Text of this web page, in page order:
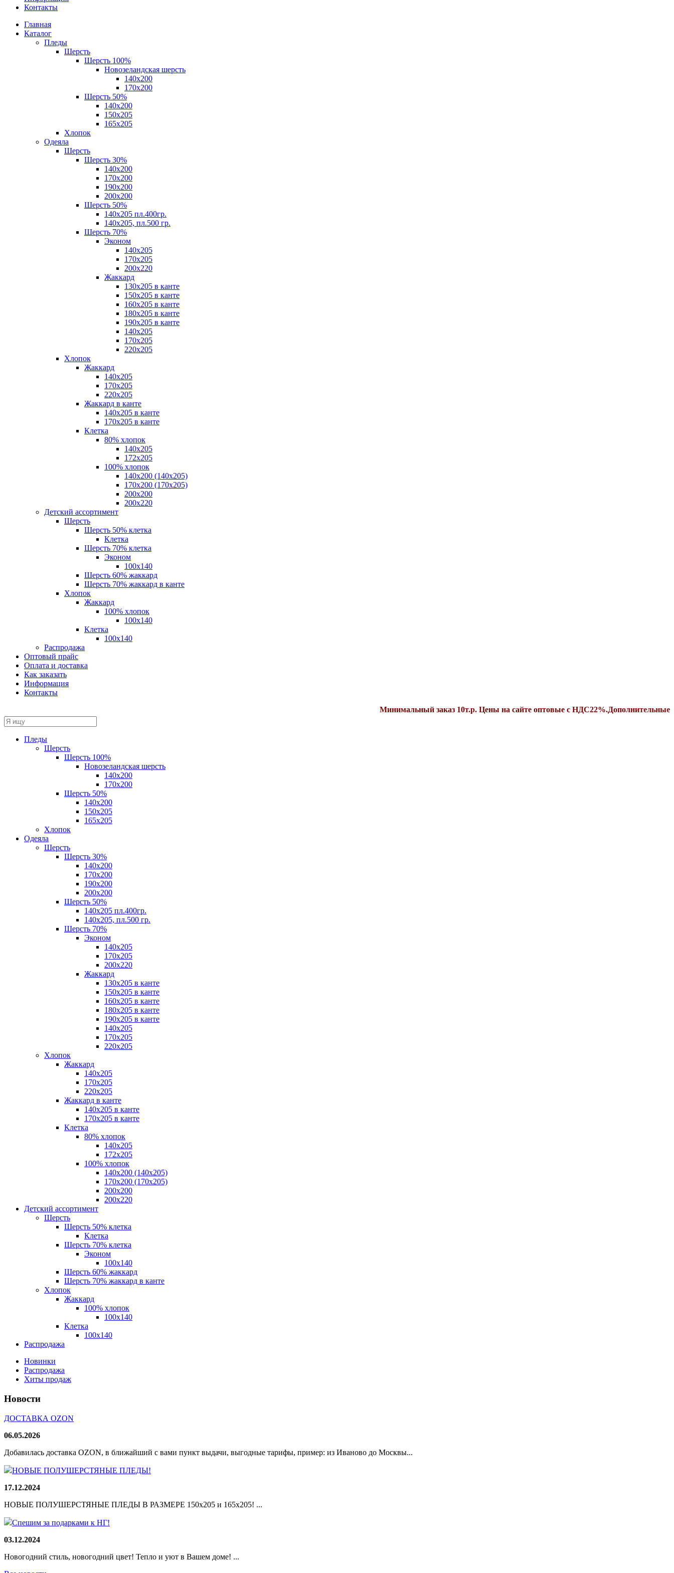
Контакты
Главная
Каталог
Пледы
Шерсть
Шерсть 100%
Новозеландская шерсть
140х200
170x200
Шерсть 50%
140x200
150х205
165х205
Хлопок
Одеяла
Шерсть
Шерсть 30%
140х200
170х200
190х200
200х200
Шерсть 50%
140х205 пл.400гр.
140х205, пл.500 гр.
Шерсть 70%
Эконом
140х205
170х205
200х220
Жаккард
130х205 в канте
150х205 в канте
160х205 в канте
180х205 в канте
190х205 в канте
140х205
170х205
220х205
Хлопок
Жаккард
140x205
170х205
220х205
Жаккард в канте
140х205 в канте
170х205 в канте
Клетка
80% хлопок
140x205
172х205
100% хлопок
140x200 (140х205)
170x200 (170х205)
200х200
200х220
Детский ассортимент
Шерсть
Шерсть 50% клетка
Клетка
Шерсть 70% клетка
Эконом
100x140
Шерсть 60% жаккард
Шерсть 70% жаккард в канте
Хлопок
Жаккард
100% хлопок
100x140
Клетка
100х140
Распродажа
Оптовый прайс
Оплата и доставка
Как заказать
Информация
Контакты
Минимальный заказ 10т.р. Цены на сайте оптовые с НДС22%.Дополнительные
Пледы
Шерсть
Шерсть 100%
Новозеландская шерсть
140х200
170x200
Шерсть 50%
140x200
150х205
165х205
Хлопок
Одеяла
Шерсть
Шерсть 30%
140х200
170х200
190х200
200х200
Шерсть 50%
140х205 пл.400гр.
140х205, пл.500 гр.
Шерсть 70%
Эконом
140х205
170х205
200х220
Жаккард
130х205 в канте
150х205 в канте
160х205 в канте
180х205 в канте
190х205 в канте
140х205
170х205
220х205
Хлопок
Жаккард
140x205
170х205
220х205
Жаккард в канте
140х205 в канте
170х205 в канте
Клетка
80% хлопок
140x205
172х205
100% хлопок
140x200 (140х205)
170x200 (170х205)
200х200
200х220
Детский ассортимент
Шерсть
Шерсть 50% клетка
Клетка
Шерсть 70% клетка
Эконом
100x140
Шерсть 60% жаккард
Шерсть 70% жаккард в канте
Хлопок
Жаккард
100% хлопок
100x140
Клетка
100х140
Распродажа
Новинки
Распродажа
Хиты продаж
Новости
ДОСТАВКА OZON
06.05.2026
Добавилась доставка OZON, в ближайший с вами пункт выдачи, выгодные тарифы, пример: из Иваново до Москвы...
НОВЫЕ ПОЛУШЕРСТЯНЫЕ ПЛЕДЫ!
17.12.2024
НОВЫЕ ПОЛУШЕРСТЯНЫЕ ПЛЕДЫ В РАЗМЕРЕ 150х205 и 165х205! ...
Спешим за подарками к НГ!
03.12.2024
Новогодний стиль, новогодний цвет! Тепло и уют в Вашем доме! ...